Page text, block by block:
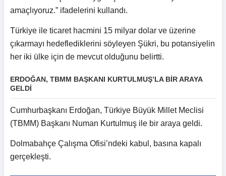
amaçlıyoruz.” ifadelerini kullandı.
Türkiye ile ticaret hacmini 15 milyar dolar ve üzerine
çıkarmayı hedeflediklerini söyleyen Şükri, bu potansiyelin
her iki ülke için de mevcut olduğunu belirtti.
ERDOĞAN, TBMM BAŞKANI KURTULMUŞ’LA BİR ARAYA
GELDİ
Cumhurbaşkanı Erdoğan, Türkiye Büyük Millet Meclisi
(TBMM) Başkanı Numan Kurtulmuş ile bir araya geldi.
Dolmabahçe Çalışma Ofisi’ndeki kabul, basına kapalı
gerçekleşti.